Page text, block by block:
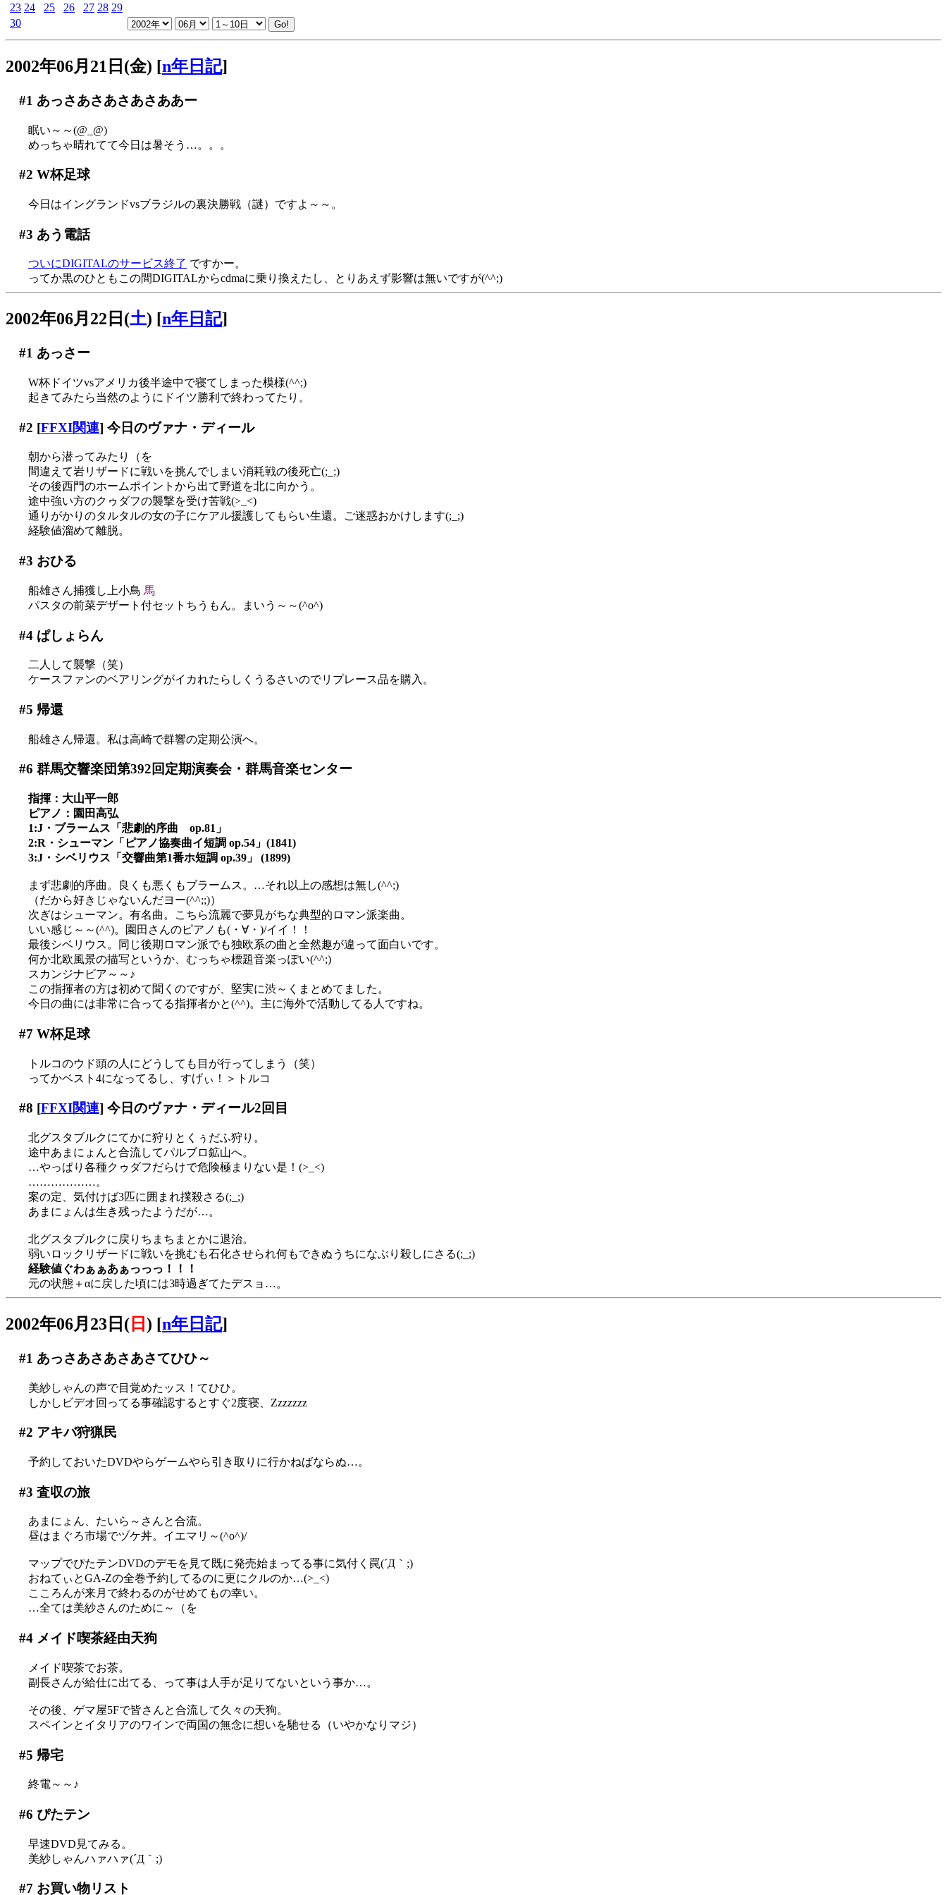
23 24 25 26 27 28 29
30
2002年06月21日(金) [n年日記]
#1 あっさあさあさあさああー
眠い～～(@_@)
めっちゃ晴れてて今日は暑そう…。。。
#2 W杯足球
今日はイングランドvsブラジルの裏決勝戦（謎）ですよ～～。
#3 あう電話
ついにDIGITALのサービス終了 ですかー。
ってか黒のひともこの間DIGITALからcdmaに乗り換えたし、とりあえず影響は無いですが(^^;)
2002年06月22日(土) [n年日記]
#1 あっさー
W杯ドイツvsアメリカ後半途中で寝てしまった模様(^^;)
起きてみたら当然のようにドイツ勝利で終わってたり。
#2 [FFXI関連] 今日のヴァナ・ディール
朝から潜ってみたり（を
間違えて岩リザードに戦いを挑んでしまい消耗戦の後死亡(;_;)
その後西門のホームポイントから出て野道を北に向かう。
途中強い方のクゥダフの襲撃を受け苦戦(>_<)
通りがかりのタルタルの女の子にケアル援護してもらい生還。ご迷惑おかけします(;_;)
経験値溜めて離脱。
#3 おひる
船雄さん捕獲し上小鳥 馬
パスタの前菜デザート付セットちうもん。まいう～～(^o^)
#4ぱしょらん
二人して襲撃（笑）
ケースファンのベアリングがイカれたらしくうるさいのでリプレース品を購入。
#5 帰還
船雄さん帰還。私は高崎で群響の定期公演へ。
#6 群馬交響楽団第392回定期演奏会・群馬音楽センター
指揮：大山平一郎
ピアノ：園田高弘
1:J・ブラームス「悲劇的序曲 op.81」
2:R・シューマン「ピアノ協奏曲イ短調 op.54」(1841)
3:J・シベリウス「交響曲第1番ホ短調 op.39」 (1899)
まず悲劇的序曲。良くも悪くもブラームス。…それ以上の感想は無し(^^;)
（だから好きじゃないんだヨー(^^;;)）
次ぎはシューマン。有名曲。こちら流麗で夢見がちな典型的ロマン派楽曲。
いい感じ～～(^^)。園田さんのピアノも(・∀・)/イイ！！
最後シベリウス。同じ後期ロマン派でも独欧系の曲と全然趣が違って面白いです。
何か北欧風景の描写というか、むっちゃ標題音楽っぽい(^^;)
スカンジナビア～～♪
この指揮者の方は初めて聞くのですが、堅実に渋～くまとめてました。
今日の曲には非常に合ってる指揮者かと(^^)。主に海外で活動してる人ですね。
#7 W杯足球
トルコのウド頭の人にどうしても目が行ってしまう（笑）
ってかベスト4になってるし、すげぃ！＞トルコ
#8 [FFXI関連] 今日のヴァナ・ディール2回目
北グスタブルクにてかに狩りとくぅだふ狩り。
途中あまにょんと合流してパルブロ鉱山へ。
…やっぱり各種クゥダフだらけで危険極まりない是！(>_<)
………………。
案の定、気付けば3匹に囲まれ撲殺さる(;_;)
あまにょんは生き残ったようだが…。
北グスタブルクに戻りちまちまとかに退治。
弱いロックリザードに戦いを挑むも石化させられ何もできぬうちになぶり殺しにさる(;_;)
経験値ぐわぁぁあぁっっっ！！！
元の状態＋αに戻した頃には3時過ぎてたデスョ…。
2002年06月23日( 日 ) [n年日記]
#1 あっさあさあさあさてひひ～
美紗しゃんの声で目覚めたッス！てひひ。
しかしビデオ回ってる事確認するとすぐ2度寝、Zzzzzzz
#2 アキバ狩猟民
予約しておいたDVDやらゲームやら引き取りに行かねばならぬ…。
#3 査収の旅
あまにょん、たいら～さんと合流。
昼はまぐろ市場でヅケ丼。イエマリ～(^o^)/
マップでぴたテンDVDのデモを見て既に発売始まってる事に気付く罠(´Д｀;)
おねてぃとGA-Zの全巻予約してるのに更にクルのか…(>_<)
こころんが来月で終わるのがせめてもの幸い。
…全ては美紗さんのために～（を
#4メイド喫茶経由天狗
メイド喫茶でお茶。
副長さんが給仕に出てる、って事は人手が足りてないという事か…。
その後、ゲマ屋5Fで皆さんと合流して久々の天狗。
スペインとイタリアのワインで両国の無念に想いを馳せる（いやかなりマジ）
#5 帰宅
終電～～♪
#6 ぴたテン
早速DVD見てみる。
美紗しゃんハァハァ(´Д｀;)
#7 お買い物リスト